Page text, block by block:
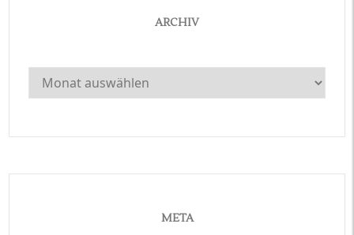
ARCHIV
Archiv
META